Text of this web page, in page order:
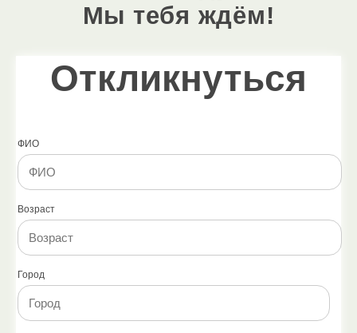
Мы тебя ждём!
Откликнуться
ФИО
Возраст
Город